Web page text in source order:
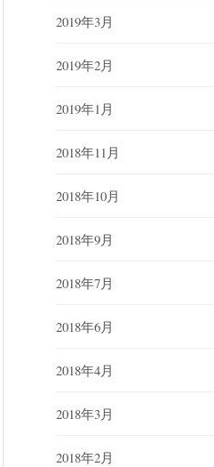
2019年3月
2019年2月
2019年1月
2018年11月
2018年10月
2018年9月
2018年7月
2018年6月
2018年4月
2018年3月
2018年2月